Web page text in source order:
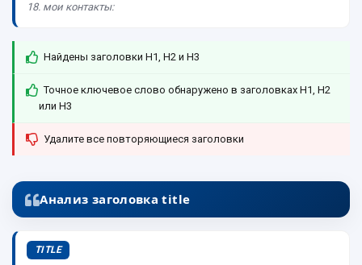
мои контакты:
Найдены заголовки H1, H2 и H3
Точное ключевое слово обнаружено в заголовках H1, H2
или H3
Удалите все повторяющиеся заголовки
Анализ заголовка title
TITLE